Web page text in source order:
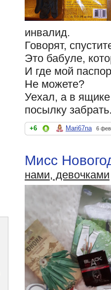
инвалид.
Говорят,
Это бабуле,
И где мой
Не можете?
Уехал, а в
посылку
+6 Mari67na 6
Мисс
нами, девочками